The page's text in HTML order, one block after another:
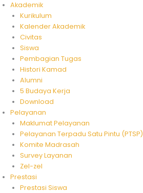
Akademik
Kurikulum
Kalender Akademik
Civitas
Siswa
Pembagian Tugas
Histori Kamad
Alumni
5 Budaya Kerja
Download
Pelayanan
Maklumat Pelayanan
Pelayanan Terpadu Satu Pintu (PTSP)
Komite Madrasah
Survey Layanan
Zel-zel
Prestasi
Prestasi Siswa